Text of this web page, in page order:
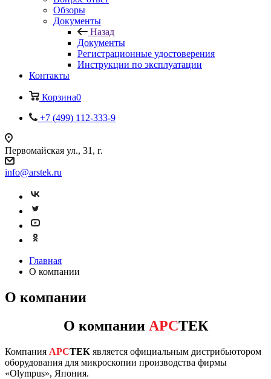
Обзоры
Документы
Назад
Документы
Регистрационные удостоверения
Инструкции по эксплуатации
Контакты
Корзина0
+7 (499) 112-333-9
Первомайская ул., 31, г.
info@arstek.ru
Главная
О компании
О компании
О компании АРСТЕК
Компания АРСТЕК является официальным дистрибьютором
оборудования для микроскопии производства фирмы
«Olympus», Япония.